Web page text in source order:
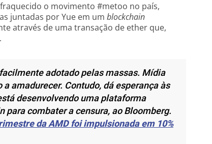
o movimento #metoo no país,
juntadas por Yue em um blockchain
através de uma transação de ether que,
adotado pelas massas. Mídia
amadurecer. Contudo, dá esperança às
desenvolvendo uma plataforma
para combater a censura, ao Bloomberg.
da AMD foi impulsionada em 10%